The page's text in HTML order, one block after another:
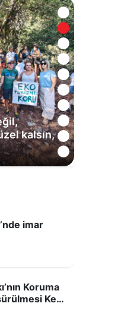
kalsın,
imar
Koruma
Kent